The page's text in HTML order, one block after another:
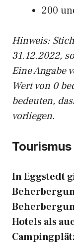
200
Hinweis:
31.12.2022,
Eine Angabe
Wert von 0
bedeuten,
vorliegen.
In Eggstedt
Hotels als